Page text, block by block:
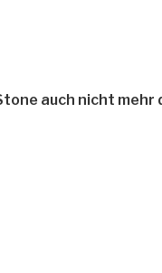
auch nicht mehr